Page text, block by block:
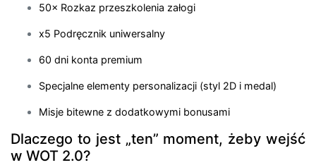
50× Rozkaz przeszkolenia załogi
x5 Podręcznik uniwersalny
60 dni konta premium
Specjalne elementy personalizacji (styl 2D i medal)
Misje bitewne z dodatkowymi bonusami
Dlaczego to jest „ten” moment, żeby wejść
w WOT 2.0?